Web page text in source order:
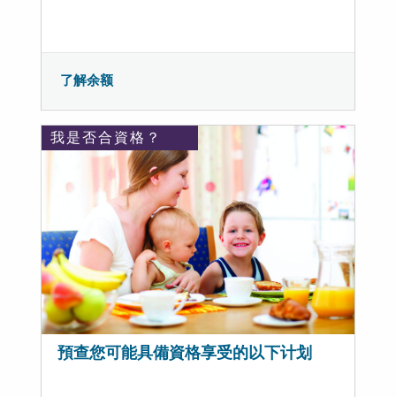
了解余额
我是否合資格？
預查您可能具備資格享受的以下计划